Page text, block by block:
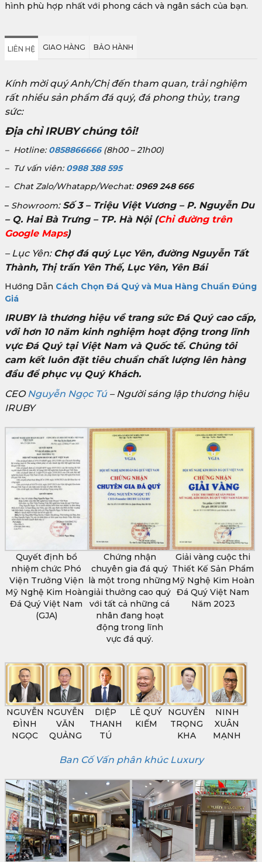
hình phù hợp nhất với phong cách và ngân sách của bạn.
LIÊN HỆ GIAO HÀNG BẢO HÀNH
Kính mời quý Anh/Chị đến tham quan, trải nghiệm
rất nhiều sản phẩm đá quý, đá phong thủy, trang
sức:
Địa chỉ IRUBY chúng tôi!
– Hotline: 0858866666(8h00 – 21h00)
– Tư vấn viên: 0988 388 595
– Chat Zalo/Whatapp/Wechat: 0969 248 666
– Showroom: Số 3 – Triệu Việt Vương – P. Nguyễn Du
– Q. Hai Bà Trưng – TP. Hà Nội(Chỉ đường trên
Google Maps)
– Lục Yên: Chợ đá quý Lục Yên, đường Nguyễn Tất
Thành, Thị trấn Yên Thế, Lục Yên, Yên Bái
Hướng Dẫn Cách Chọn Đá Quý và Mua Hàng Chuẩn Đúng
Giá
IRUBY là thương hiệu về trang sức Đá Quý cao cấp,
với hơn 10 năm kinh nghiệm hoạt động trong lĩnh
vực Đá Quý tại Việt Nam và Quốc tế. Chúng tôi
cam kết luôn đặt tiêu chuẩn chất lượng lên hàng
đầu để phục vụ Quý Khách.
CEONguyễn Ngọc Tú– Người sáng lập thương hiệu
IRUBY
Quyết định bổ
nhiệm chức Phó
Viện Trưởng Viện
Mỹ Nghệ Kim Hoàn
Đá Quý Việt Nam
(GJA)
Chứng nhận
chuyên gia đá quý
là một trong những
giải thưởng cao quý
với tất cả những cá
nhân đang hoạt
động trong lĩnh
vực đá quý.
Giải vàng cuộc thi
Thiết Kế Sản Phẩm
Mỹ Nghệ Kim Hoàn
Đá Quý Việt Nam
Năm 2023
NGUYỄN
ĐÌNH
NGỌC
NGUYỄN
VĂN
QUẢNG
DIỆP
THANH
TÚ
LÊ QUÝ
KIẾM
NGUYỄN
TRỌNG
KHA
NINH
XUÂN
MẠNH
Ban Cố Vấn phân khúc Luxury